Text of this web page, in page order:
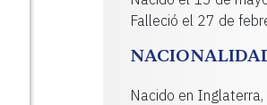
Falleció el 27 de
Nacido en